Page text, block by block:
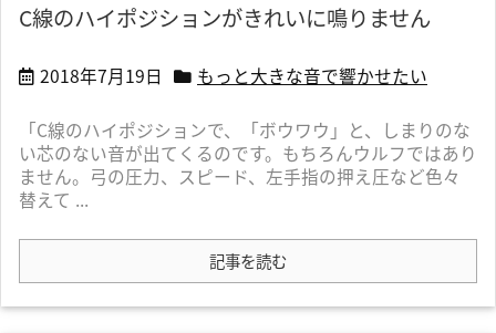
C線のハイポジションがきれいに鳴りません
2018年7月19日 もっと大きな音で響かせたい
「C線のハイポジションで、「ボウワウ」と、しまりのな
い芯のない音が出てくるのです。もちろんウルフではあり
ません。弓の圧力、スピード、左手指の押え圧など色々
替えて ...
記事を読む